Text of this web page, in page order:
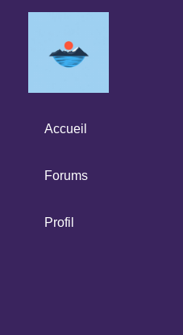
Accueil
Forums
Profil